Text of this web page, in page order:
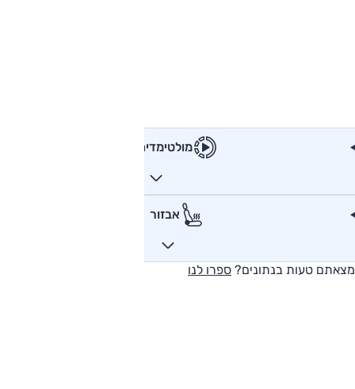
מולטימדיה
אבזור
מצאתם טעות בנתונים? ספרו לנו